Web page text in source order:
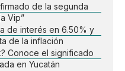
de la segunda
Vip”
de interés en 6.50% y
de la inflación
Conoce el significado
en Yucatán